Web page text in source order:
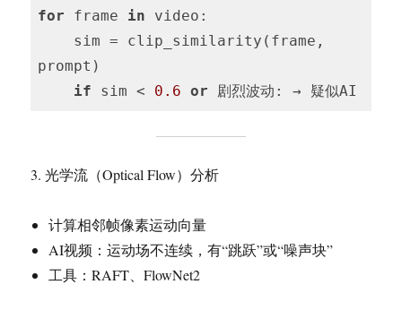
for frame in video:
prompt)
if sim < 0.6 or 剧烈波动: → 疑似AI
3. 光学流（Optical Flow）分析
计算相邻帧像素运动向量
AI视频：运动场不连续，有“跳跃”或“噪声块”
工具：RAFT、FlowNet2